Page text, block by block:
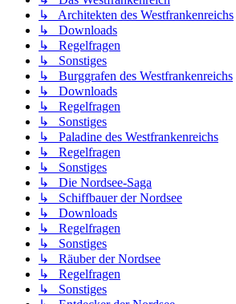
↳ Architekten des Westfrankenreichs
↳ Downloads
↳ Regelfragen
↳ Sonstiges
↳ Burggrafen des Westfrankenreichs
↳ Downloads
↳ Regelfragen
↳ Sonstiges
↳ Paladine des Westfrankenreichs
↳ Regelfragen
↳ Sonstiges
↳ Die Nordsee-Saga
↳ Schiffbauer der Nordsee
↳ Downloads
↳ Regelfragen
↳ Sonstiges
↳ Räuber der Nordsee
↳ Regelfragen
↳ Sonstiges